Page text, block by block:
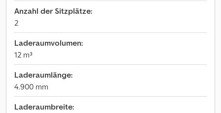
Anzahl der Sitzplätze:
2
Laderaumvolumen:
12 m³
Laderaumlänge:
4.900 mm
Laderaumbreite: